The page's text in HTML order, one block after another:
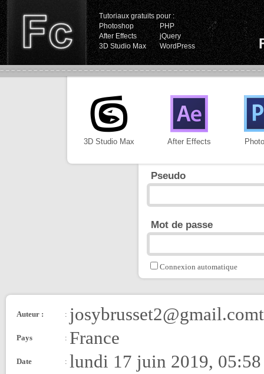
Tutoriaux gratuits pour :
Photoshop
PHP
After Effects
jQuery
3D Studio Max
WordPress
3D Studio Max After Effects
Pseudo
Mot de passe
Connexion automatique
Auteur : :
Pays : France
Date : lundi 17 juin 2019, 05:58